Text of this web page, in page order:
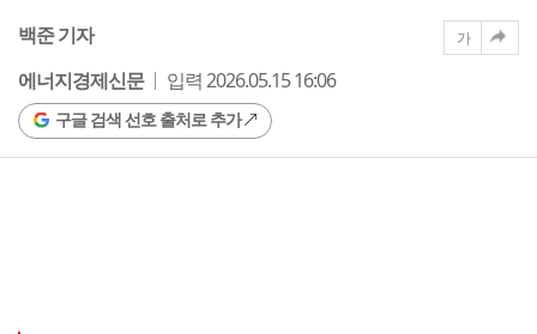
백준 기자
에너지경제신문
입력 2026.05.15 16:06
구글 검색 선호 출처로 추가
가